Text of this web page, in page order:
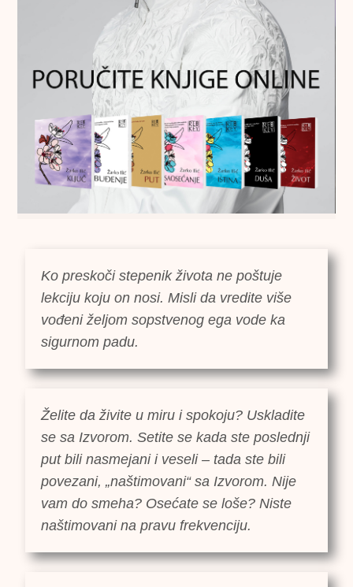
Ko preskoči stepenik života ne poštuje
lekciju koju on nosi. Misli da vredite više
vođeni željom sopstvenog ega vode ka
sigurnom padu.
Želite da živite u miru i spokoju? Uskladite
se sa Izvorom. Setite se kada ste poslednji
put bili nasmejani i veseli – tada ste bili
povezani, „naštimovani“ sa Izvorom. Nije
vam do smeha? Osećate se loše? Niste
naštimovani na pravu frekvenciju.